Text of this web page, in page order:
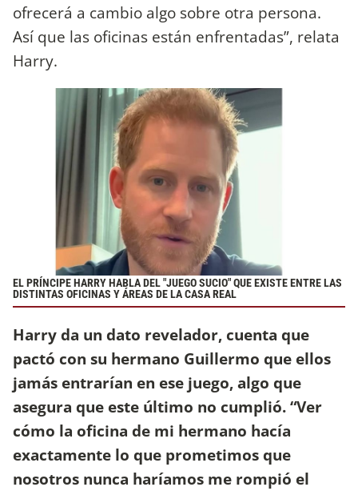
ofrecerá a cambio algo sobre otra persona.
Así que las oficinas están enfrentadas”, relata
Harry.
EL PRÍNCIPE HARRY HABLA DEL "JUEGO SUCIO" QUE EXISTE ENTRE LAS
DISTINTAS OFICINAS Y ÁREAS DE LA CASA REAL
Harry da un dato revelador, cuenta que
pactó con su hermano Guillermo que ellos
jamás entrarían en ese juego, algo que
asegura que este último no cumplió. “Ver
cómo la oficina de mi hermano hacía
exactamente lo que prometimos que
nosotros nunca haríamos me rompió el